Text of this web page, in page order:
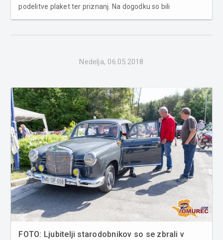
podelitve plaket ter priznanj. Na dogodku so bili
Nedelja, 06.05.2018
FOTO: Ljubitelji starodobnikov so se zbrali v